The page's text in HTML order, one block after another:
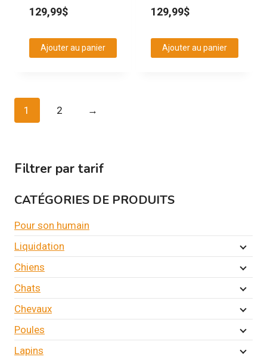
129,99$
Ajouter au panier
129,99$
Ajouter au panier
1 2 →
Filtrer par tarif
CATÉGORIES DE PRODUITS
Pour son humain
Liquidation
Chiens
Chats
Chevaux
Poules
Lapins